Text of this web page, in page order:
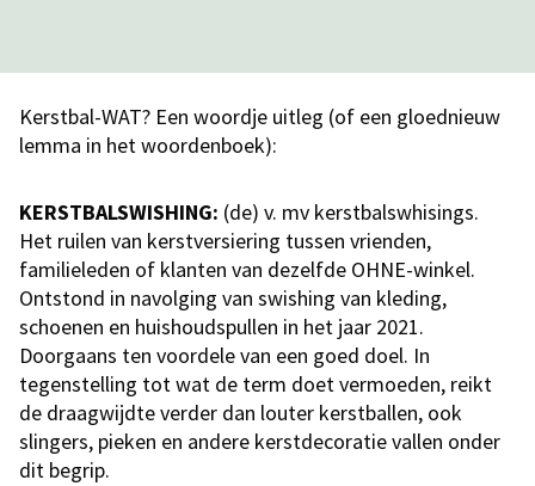
Kerstbal-WAT? Een woordje uitleg (of een gloednieuw
lemma in het woordenboek):
KERSTBALSWISHING: (de) v. mv kerstbalswhisings.
Het ruilen van kerstversiering tussen vrienden,
familieleden of klanten van dezelfde OHNE-winkel.
Ontstond in navolging van swishing van kleding,
schoenen en huishoudspullen in het jaar 2021.
Doorgaans ten voordele van een goed doel. In
tegenstelling tot wat de term doet vermoeden, reikt
de draagwijdte verder dan louter kerstballen, ook
slingers, pieken en andere kerstdecoratie vallen onder
dit begrip.